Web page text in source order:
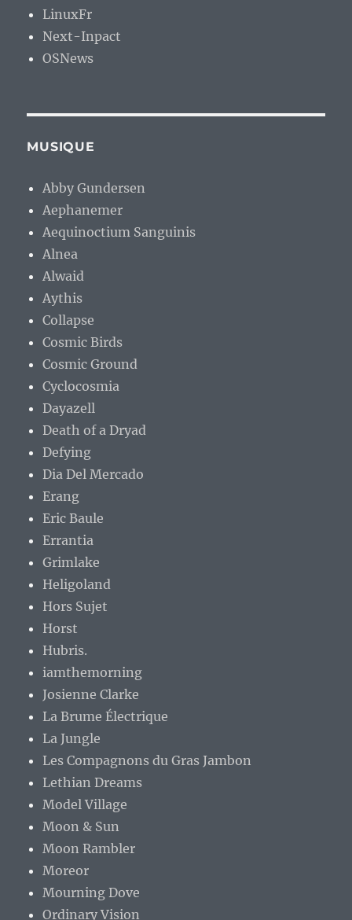
LinuxFr
Next-Inpact
OSNews
MUSIQUE
Abby Gundersen
Aephanemer
Aequinoctium Sanguinis
Alnea
Alwaid
Aythis
Collapse
Cosmic Birds
Cosmic Ground
Cyclocosmia
Dayazell
Death of a Dryad
Defying
Dia Del Mercado
Erang
Eric Baule
Errantia
Grimlake
Heligoland
Hors Sujet
Horst
Hubris.
iamthemorning
Josienne Clarke
La Brume Électrique
La Jungle
Les Compagnons du Gras Jambon
Lethian Dreams
Model Village
Moon & Sun
Moon Rambler
Moreor
Mourning Dove
Ordinary Vision